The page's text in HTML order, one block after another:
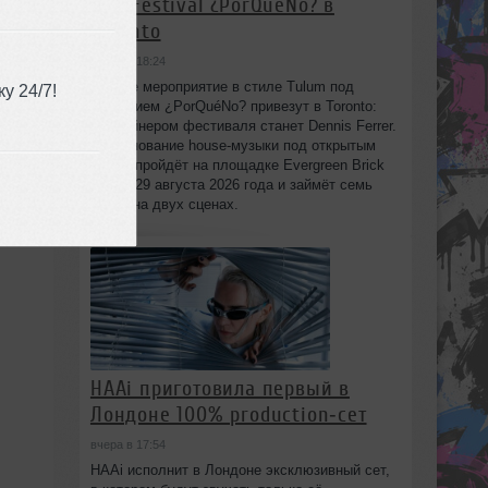
24/7!
Toronto
вчера в 18:24
Днёвое мероприятие в стиле Tulum под
названием ¿PorQuéNo? привезут в Toronto:
хедлайнером фестиваля станет Dennis Ferrer.
Празднование house-музыки под открытым
небом пройдёт на площадке Evergreen Brick
Works 29 августа 2026 года и займёт семь
часов на двух сценах.
HAAi приготовила первый в
Лондоне 100% production‑сет
вчера в 17:54
HAAi исполнит в Лондоне эксклюзивный сет,